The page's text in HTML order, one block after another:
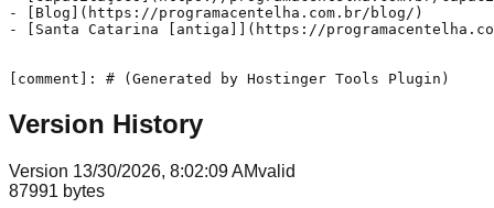
Version History
Version 13/30/2026, 8:02:09 AMvalid
87991 bytes